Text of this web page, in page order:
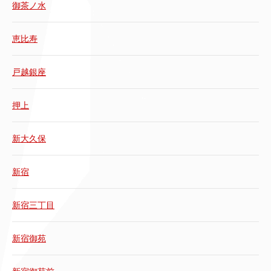
御茶ノ水
恵比寿
戸越銀座
押上
新大久保
新宿
新宿三丁目
新宿御苑